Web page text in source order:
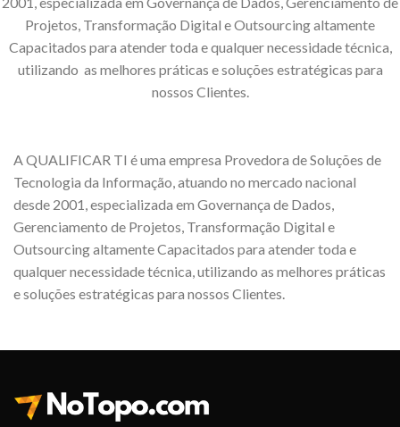
Projetos, Transformação Digital e Outsourcing altamente
Capacitados para atender toda e qualquer necessidade técnica,
utilizando as melhores práticas e soluções estratégicas para
nossos Clientes.
A QUALIFICAR TI é uma empresa Provedora de Soluções de
Tecnologia da Informação, atuando no mercado nacional
desde 2001, especializada em Governança de Dados,
Gerenciamento de Projetos, Transformação Digital e
Outsourcing altamente Capacitados para atender toda e
qualquer necessidade técnica, utilizando as melhores práticas
e soluções estratégicas para nossos Clientes.